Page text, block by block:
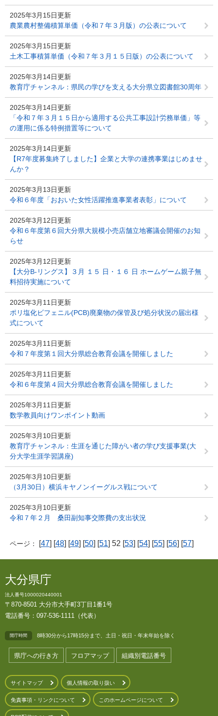
2025年3月15日更新
農業農村整備積算単価（令和７年３月版）の公表について
2025年3月15日更新
土木工事積算単価（令和７年３月１５日版）の公表について
2025年3月14日更新
教育庁チャンネル：県民の学びを支える大分県立図書館30周年
2025年3月14日更新
「令和７年３月１５日から適用する公共工事設計労務単価」等
の運用に係る特例措置等について
2025年3月14日更新
【R7年度募集終了しました】企業と大学の連携事業はじめませ
んか？
2025年3月13日更新
令和６年度「おおいた女性活躍推進事業者表彰」について
2025年3月12日更新
令和６年度第６回大分県大規模小売店舗立地審議会開催のお知
らせ
2025年3月12日更新
【大分B-リングス】３月 １５ 日・１６ 日 ホームゲーム親子無
料招待実施について
2025年3月11日更新
ポリ塩化ビフェニル(PCB)廃棄物の保管及び処分状況の届出様
式について
2025年3月11日更新
令和７年度第１回大分県総合教育会議を開催しました
2025年3月11日更新
令和６年度第４回大分県総合教育会議を開催しました
2025年3月11日更新
数学教員向けワンポイント動画
2025年3月10日更新
教育庁チャンネル：生涯を通じた障がい者の学び支援事業(大
分大学生涯学習講座)
2025年3月10日更新
（3月30日）横浜キヤノンイーグルス戦について
2025年3月10日更新
令和７年２月 桑田副知事交際費の支出状況
ページ： [47] [48] [49] [50] [51] 52 [53] [54] [55] [56] [57]
大分県庁
法人番号1000020440001
〒870-8501 大分市大手町3丁目1番1号
電話番号：097-536-1111（代表）
開庁時間 8時30分から17時15分まで、土日・祝日・年末年始を除く
県庁への行き方 フロアマップ 組織別電話番号
サイトマップ 個人情報の取り扱い
免責事項・リンクについて このホームページについて